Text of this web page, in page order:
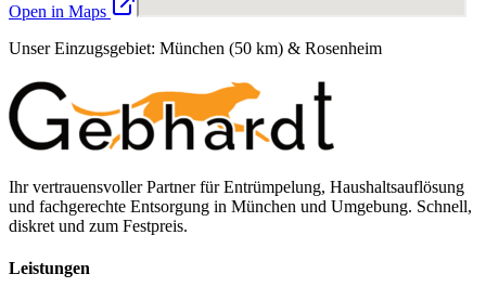
Open in Maps
Unser Einzugsgebiet: München (50 km) & Rosenheim
Ihr vertrauensvoller Partner für Entrümpelung, Haushaltsauflösung
und fachgerechte Entsorgung in München und Umgebung. Schnell,
diskret und zum Festpreis.
Leistungen